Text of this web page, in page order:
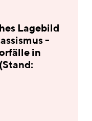
Lagebild
-
in